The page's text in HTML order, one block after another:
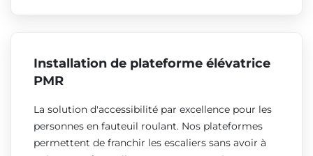
Installation de plateforme élévatrice
PMR
La solution d'accessibilité par excellence pour les
personnes en fauteuil roulant. Nos plateformes
permettent de franchir les escaliers sans avoir à